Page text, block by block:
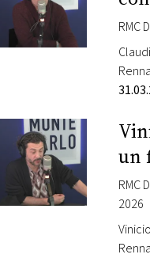
RMC
Film,
un
RMC
2026